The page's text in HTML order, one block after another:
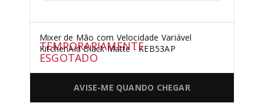
Mixer de Mão com Velocidade Variável
KitchenAid Black Matte - KEB53AP
TEMPORARIAMENTE
ESGOTADO
AVISE-ME QUANDO CHEGAR